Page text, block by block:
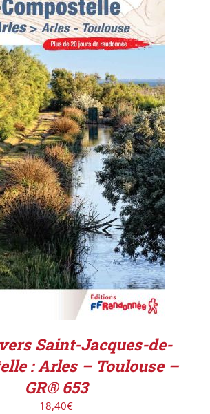
AU PANIER / DÉTAILS
Saint-Jacques-de-
: Arles – Toulouse –
GR® 653
18,40€